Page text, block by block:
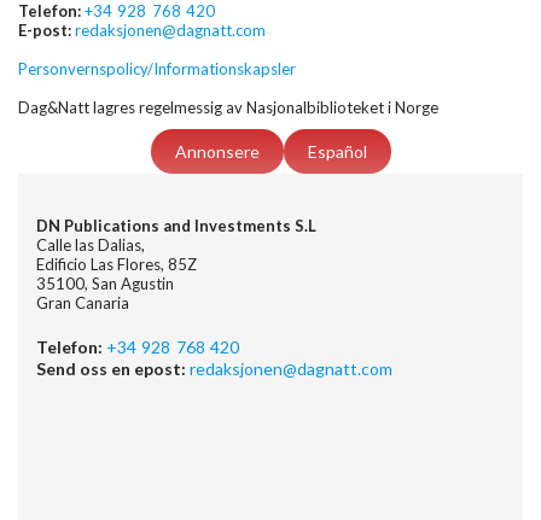
Telefon:+34 928 768 420
E-post:redaksjonen@dagnatt.com
Personvernspolicy/Informationskapsler
Dag&Natt lagres regelmessig av Nasjonalbiblioteket i Norge
Annonsere Español
DN Publications and Investments S.L
Calle las Dalias,
Edificio Las Flores, 85Z
35100, San Agustin
Gran Canaria
Telefon: +34 928 768 420
Send oss en epost: redaksjonen@dagnatt.com